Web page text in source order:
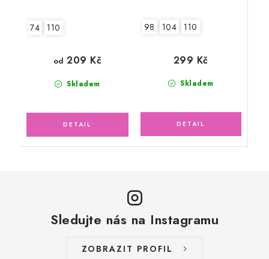
74 110
Skladem
od 209 Kč
98 104 110
Skladem
299 Kč
Sledujte nás na Instagramu
ZOBRAZIT PROFIL